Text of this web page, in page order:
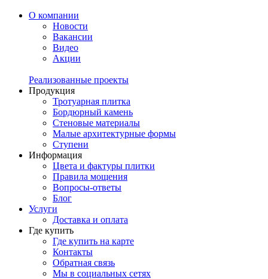
О компании
Новости
Вакансии
Видео
Акции
Реализованные проекты
Продукция
Тротуарная плитка
Бордюрный камень
Стеновые материалы
Малые архитектурные формы
Ступени
Информация
Цвета и фактуры плитки
Правила мощения
Вопросы-ответы
Блог
Услуги
Доставка и оплата
Где купить
Где купить на карте
Контакты
Обратная связь
Мы в социальных сетях